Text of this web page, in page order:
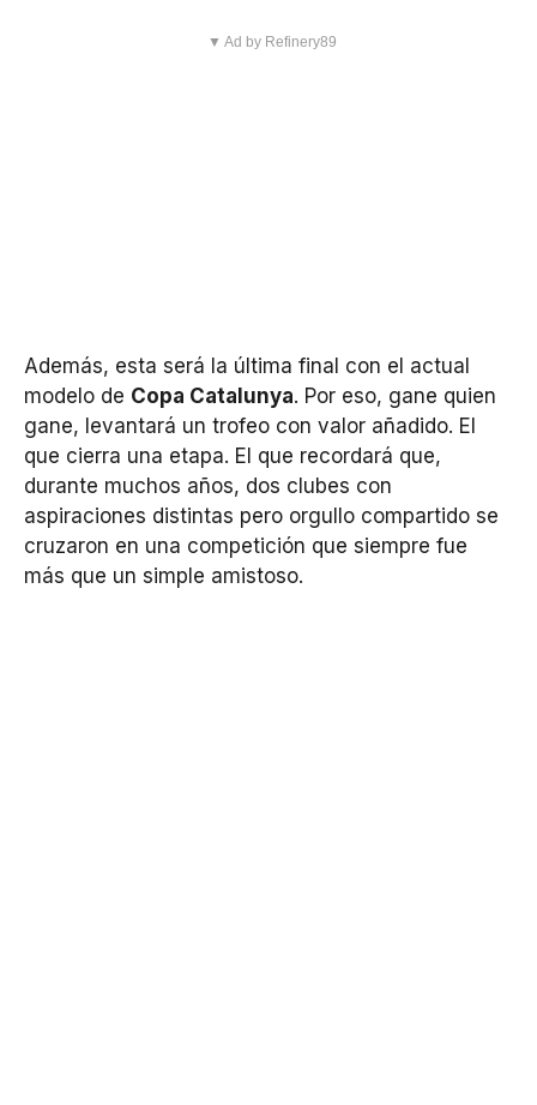
▼ Ad by Refinery89
Además, esta será la última final con el actual
modelo de Copa Catalunya. Por eso, gane quien
gane, levantará un trofeo con valor añadido. El
que cierra una etapa. El que recordará que,
durante muchos años, dos clubes con
aspiraciones distintas pero orgullo compartido se
cruzaron en una competición que siempre fue
más que un simple amistoso.